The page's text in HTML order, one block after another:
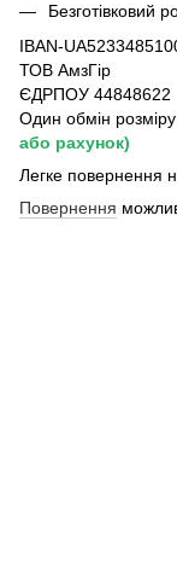
Безготівковий
IBAN-
ТОВ АмзГір
ЄДРПОУ 44848622
Один обмін розміру
або рахунок)
Легке повернення
Повернення